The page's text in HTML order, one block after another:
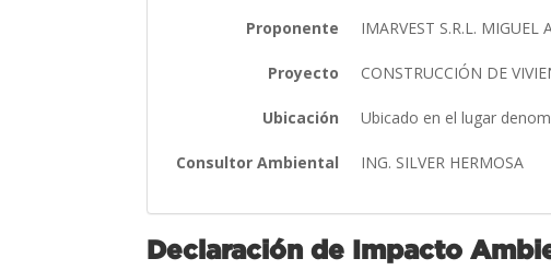
Proponente IMARVEST S.R.L. MIGUEL
Proyecto CONSTRUCCIÓN DE
Ubicación Ubicado en el lugar
Consultor Ambiental ING. SILVER HERMOSA
Declaración de Impacto